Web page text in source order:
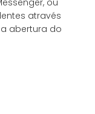
através
abertura do